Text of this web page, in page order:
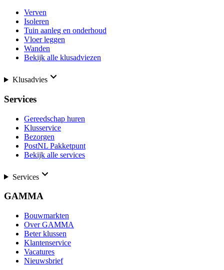
Verven
Isoleren
Tuin aanleg en onderhoud
Vloer leggen
Wanden
Bekijk alle klusadviezen
Klusadvies
Services
Gereedschap huren
Klusservice
Bezorgen
PostNL Pakketpunt
Bekijk alle services
Services
GAMMA
Bouwmarkten
Over GAMMA
Beter klussen
Klantenservice
Vacatures
Nieuwsbrief